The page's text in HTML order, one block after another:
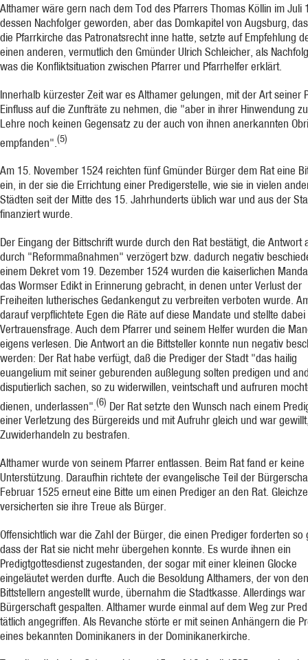
Althamer wäre gern nach dem Tod des Pfarrers Thomas Köllin im Juli
dessen Nachfolger geworden, aber das Domkapitel von Augsburg,
die Pfarrkirche das Patronatsrecht inne hatte, setzte auf Empfehlung
einen anderen, vermutlich den Gmünder Ulrich Schleicher, als
was die Konfliktsituation zwischen Pfarrer und Pfarrhelfer erklärt.
Innerhalb kürzester Zeit war es Althamer gelungen, mit der Art seiner
Einfluss auf die Zunfträte zu nehmen, die "aber in ihrer Hinwendung
Lehre noch keinen Gegensatz zu der auch von ihnen anerkannten
empfanden". (5)
Am 15. November 1524 reichten fünf Gmünder Bürger dem Rat eine
ein, in der sie die Errichtung einer Predigerstelle, wie sie in vielen
Städten seit der Mitte des 15. Jahrhunderts üblich war und aus der
finanziert wurde.
Der Eingang der Bittschrift wurde durch den Rat bestätigt, die Antwort
durch "Reformmaßnahmen" verzögert bzw. dadurch negativ
einem Dekret vom 19. Dezember 1524 wurden die kaiserlichen
das Wormser Edikt in Erinnerung gebracht, in denen unter Verlust der
Freiheiten lutherisches Gedankengut zu verbreiten verboten wurde.
darauf verpflichtete Egen die Räte auf diese Mandate und stellte dabei
Vertrauensfrage. Auch dem Pfarrer und seinem Helfer wurden die
eigens verlesen. Die Antwort an die Bittsteller konnte nun negativ
werden: Der Rat habe verfügt, daß die Prediger der Stadt "das hailig
euangelium mit seiner geburenden außlegung solten predigen und
disputierlich sachen, so zu widerwillen, veintschaft und aufruren
dienen, underlassen". (6) Der Rat setzte den Wunsch nach einem
einer Verletzung des Bürgereids und mit Aufruhr gleich und war
Zuwiderhandeln zu bestrafen.
Althamer wurde von seinem Pfarrer entlassen. Beim Rat fand er keine
Unterstützung. Daraufhin richtete der evangelische Teil der
Februar 1525 erneut eine Bitte um einen Prediger an den Rat.
versicherten sie ihre Treue als Bürger.
Offensichtlich war die Zahl der Bürger, die einen Prediger forderten so
dass der Rat sie nicht mehr übergehen konnte. Es wurde ihnen ein
Predigtgottesdienst zugestanden, der sogar mit einer kleinen Glocke
eingeläutet werden durfte. Auch die Besoldung Althamers, der von den
Bittstellern angestellt wurde, übernahm die Stadtkasse. Allerdings war
Bürgerschaft gespalten. Althamer wurde einmal auf dem Weg zur
tätlich angegriffen. Als Revanche störte er mit seinen Anhängern die
eines bekannten Dominikaners in der Dominikanerkirche.